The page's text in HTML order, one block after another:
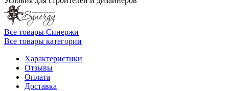
Все товары Синержи
Все товары категории
Характеристики
Отзывы
Оплата
Доставка